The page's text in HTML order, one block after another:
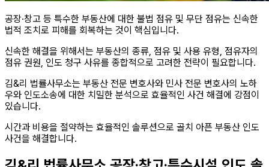
공장·창고 등 특수한 부동산에 대한 불법 점유 및 무단 점유는 신속한
법적 조치로 피해를 회복하는 것이 핵심입니다.
신속한 해결을 위해서는 부동산의 종류, 점유 및 사용 유형, 점유자의
점유 권원, 인도 청구 사유를 종합적으로 고려한 전략이 필요합니다.
김&리 법률사무소는 부동산 전문 변호사와 민사 전문 변호사의 노하
우와 인도소송에 대한 치밀한 분석으로 효율적인 사건 해결에 강점이
있습니다.
시간과 비용을 절약하는 효율적인 솔루션으로 골치 아픈 부동산 인도
사건을 해결합니다.